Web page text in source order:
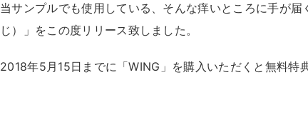
当サンプルでも使用している、そんな痒いところに手が
じ）」をこの度リリース致しました。
2018年5月15日までに「WING」を購入いただくと無料特